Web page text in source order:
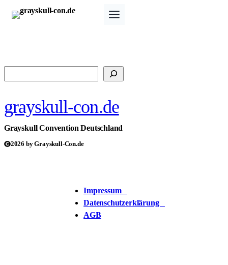
Zum
Inhalt
grayskull-con.de
Grayskull Convention Deutschland
2026 by Grayskull-Con.de
Impressum
Datenschutzerklärung
AGB